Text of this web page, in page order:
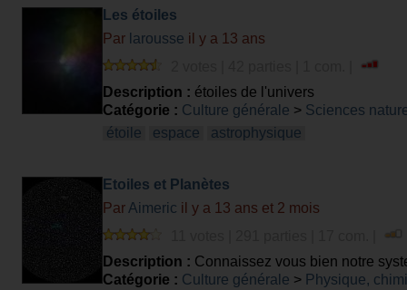
Les étoiles
Par larousse il y a 13 ans
Description : étoiles de l'univers
Catégorie : Culture générale > Sciences
étoile
espace astrophysique
Etoiles et Planètes
Par Aimeric il y a 13 ans et 2 mois
Description : Connaissez vous bien notre
Catégorie : Culture générale > Physique,